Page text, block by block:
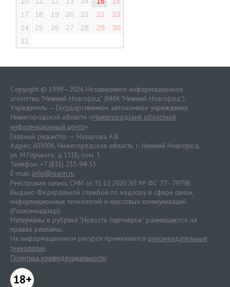
17
18 19 20 21 22
23
24
25 26 27 28 29
30
31
Copyright © 1999—2026 Независимое информационное
агентство "Нижний Новгород" (НИА "Нижний Новгород")
Учредитель — Государственное автономное учреждение
Нижегородской области «Нижегородский областной
информационный центр»
Главный редактор — Назарова А.В.
Адрес: 603006, Нижегородская область, г. Нижний Новгород.
ул. М.Горького, д.151Б, пом. 5
Телефон: +7 (831) 233-94-53
E-mail: info@niann.ru
Реестровая запись СМИ от 31.12.2020 ЭЛ № ФС 77 - 79798.
Выдано Федеральной службой по надзору в сфере связи,
информационных технологий и массовых коммуникаций
(Роскомнадзор).
Материалы в рубрике "Новости партнеров" размещаются на
правах рекламы.
На информационном ресурсе применяются рекомендательные
технологии.
Политика конфиденциальности
18+